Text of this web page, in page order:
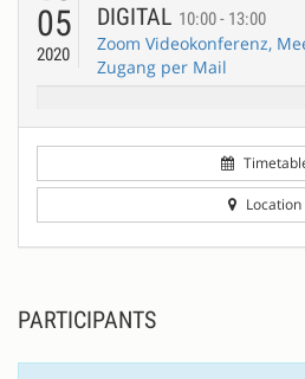
05
2020
DIGITAL 10:00 - 13:00
Zoom Videokonferenz,
Zugang per Mail
Location
PARTICIPANTS